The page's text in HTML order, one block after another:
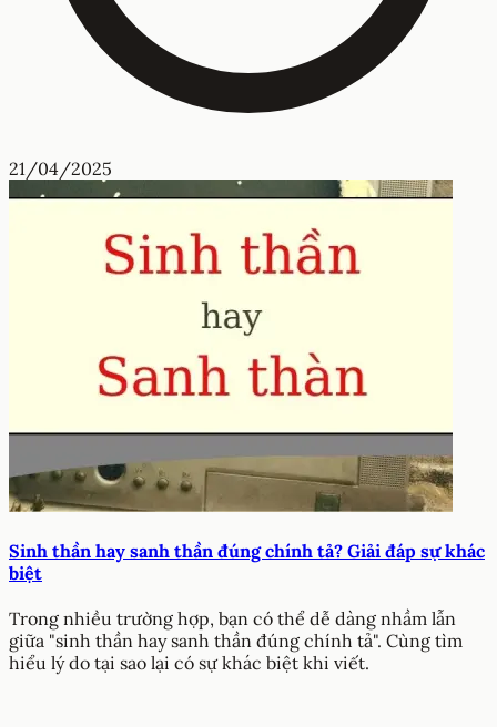
21/04/2025
Sinh thần hay sanh thần đúng chính tả? Giải đáp sự khác
biệt
Trong nhiều trường hợp, bạn có thể dễ dàng nhầm lẫn
giữa "sinh thần hay sanh thần đúng chính tả". Cùng tìm
hiểu lý do tại sao lại có sự khác biệt khi viết.